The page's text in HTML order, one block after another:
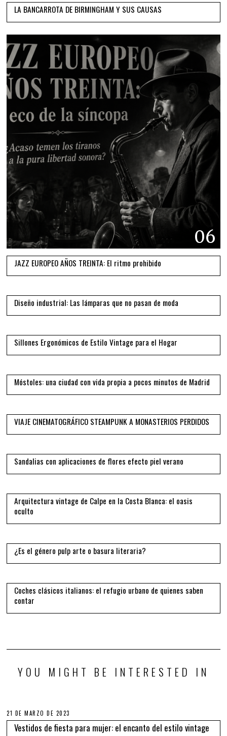
LA BANCARROTA DE BIRMINGHAM Y SUS CAUSAS
06
JAZZ EUROPEO AÑOS TREINTA: El ritmo prohibido
07
Diseño industrial: Las lámparas que no pasan de moda
08
Sillones Ergonómicos de Estilo Vintage para el Hogar
09
Móstoles: una ciudad con vida propia a pocos minutos de Madrid
10
VIAJE CINEMATOGRÁFICO STEAMPUNK A MONASTERIOS PERDIDOS
11
Sandalias con aplicaciones de flores efecto piel verano
12
Arquitectura vintage de Calpe en la Costa Blanca: el oasis
oculto
13
¿Es el género pulp arte o basura literaria?
14
Coches clásicos italianos: el refugio urbano de quienes saben
contar
YOU MIGHT BE INTERESTED IN
21 DE MARZO DE 2023
Vestidos de fiesta para mujer: el encanto del estilo vintage